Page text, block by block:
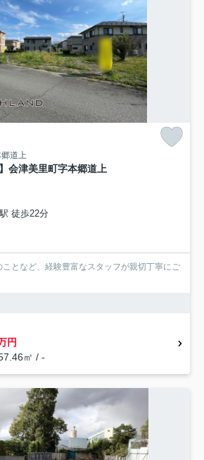
道上
会津美里町字本郷道上
徒歩22分
となど、経験豊富なスタッフが親切丁寧にご
円
㎡ / -